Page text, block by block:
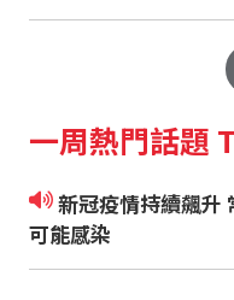
一周熱門話題
新冠疫情持續飆升 常見八大症狀 沒發燒也
可能感染